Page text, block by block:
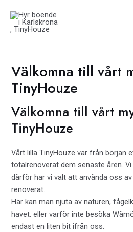
innehåll
Välkomna till vårt
TinyHouze
Välkomna till vårt
TinyHouze
Vårt lilla TinyHouze var från början
totalrenoverat dem senaste åren.
därför har vi valt att använda oss
renoverat.
Här kan man njuta av naturen,
havet. eller varför inte besöka
endast en liten bit ifrån oss.